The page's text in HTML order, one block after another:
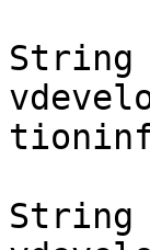
String
String